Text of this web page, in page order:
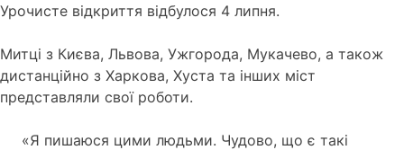
Урочисте відкриття відбулося 4 липня.
Митці з Києва, Львова, Ужгорода, Мукачево, а також
дистанційно з Харкова, Хуста та інших міст
представляли свої роботи.
«Я пишаюся цими людьми. Чудово, що є такі